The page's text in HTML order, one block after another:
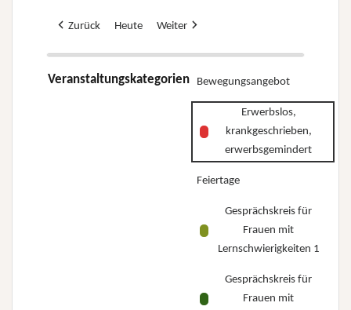
Zurück Heute Weiter
Veranstaltungskategorien Bewegungsangebot
Erwerbslos,
krankgeschrieben,
erwerbsgemindert
Feiertage
Gesprächskreis für
Frauen mit
Lernschwierigkeiten 1
Gesprächskreis für
Frauen mit